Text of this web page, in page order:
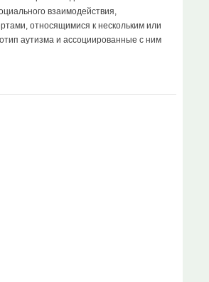
взаимодействия,
относящимися к нескольким или
аутизма и ассоциированные с ним